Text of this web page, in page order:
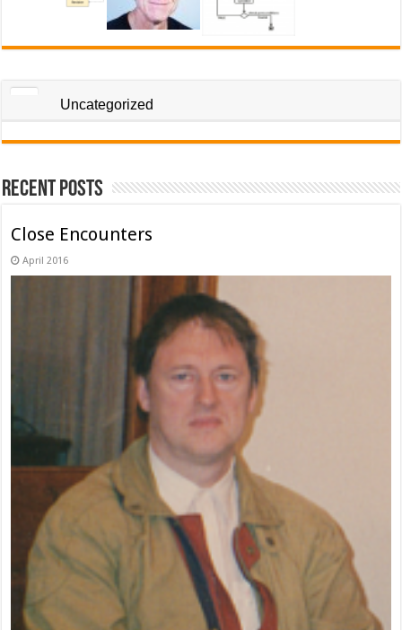
Uncategorized
Recent Posts
Close Encounters
April 2016